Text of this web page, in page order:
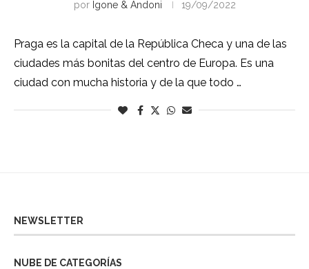
por Igone & Andoni 19/09/2022
Praga es la capital de la República Checa y una de las
ciudades más bonitas del centro de Europa. Es una
ciudad con mucha historia y de la que todo …
NEWSLETTER
NUBE DE CATEGORÍAS